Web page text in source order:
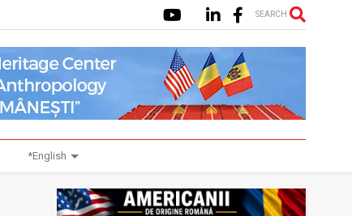
SEARCH
*English